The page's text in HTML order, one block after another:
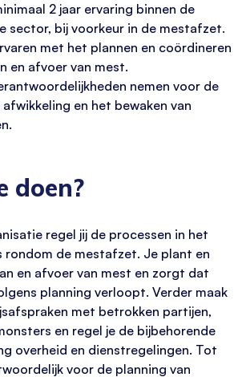
2 jaar ervaring binnen de
sector, bij voorkeur in de mestafzet.
met het plannen en coördineren
en afvoer van mest.
nemen voor de
en het bewaken van
doen?
regel jij de processen in het
rondom de mestafzet. Je plant en
en afvoer van mest en zorgt dat
planning verloopt. Verder maak
met betrokken partijen,
en regel je de bijbehorende
overheid en dienstregelingen. Tot
voor de planning van